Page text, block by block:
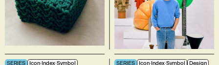
SERIES Icon∙Index∙Symbol
SERIES Icon∙Index∙Symbol
Design